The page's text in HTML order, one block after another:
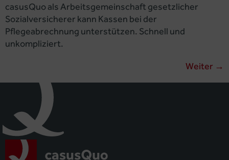
casusQuo als Arbeitsgemeinschaft gesetzlicher
Sozialversicherer kann Kassen bei der
Pflegeabrechnung unterstützen. Schnell und
unkompliziert.
Weiter →